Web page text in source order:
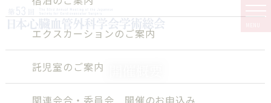
エクスカーションのご案内
託児室のご案内
関連会合・委員会 開催のお申込み